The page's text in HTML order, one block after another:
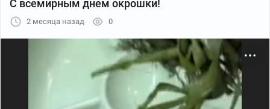
Rutube 05:40
С всемирным днем окрошки!
2 месяца назад 0